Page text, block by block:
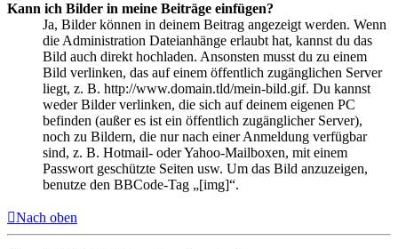
Kann ich Bilder in meine Beiträge einfügen?
Ja, Bilder können in deinem Beitrag angezeigt werden. Wenn
die Administration Dateianhänge erlaubt hat, kannst du das
Bild auch direkt hochladen. Ansonsten musst du zu einem
Bild verlinken, das auf einem öffentlich zugänglichen Server
liegt, z. B. http://www.domain.tld/mein-bild.gif. Du kannst
weder Bilder verlinken, die sich auf deinem eigenen PC
befinden (außer es ist ein öffentlich zugänglicher Server),
noch zu Bildern, die nur nach einer Anmeldung verfügbar
sind, z. B. Hotmail- oder Yahoo-Mailboxen, mit einem
Passwort geschützte Seiten usw. Um das Bild anzuzeigen,
benutze den BBCode-Tag „[img]“.
Nach oben